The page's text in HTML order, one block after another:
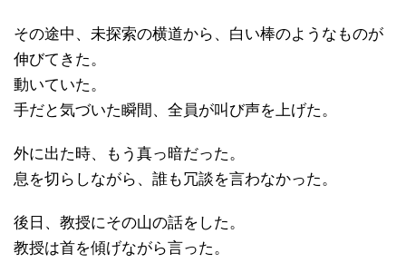
その途中、未探索の横道から、白い棒のようなものが
伸びてきた。
動いていた。
手だと気づいた瞬間、全員が叫び声を上げた。
外に出た時、もう真っ暗だった。
息を切らしながら、誰も冗談を言わなかった。
後日、教授にその山の話をした。
教授は首を傾げながら言った。